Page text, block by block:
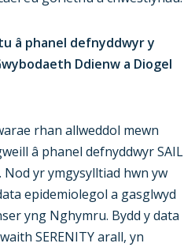
â phanel defnyddwyr y
Ddienw a Diogel
rhan allweddol mewn
â phanel defnyddwyr SAIL
yr ymgysylltiad hwn yw
epidemiolegol a gasglwyd
yng Nghymru. Bydd y data
SERENITY arall, yn